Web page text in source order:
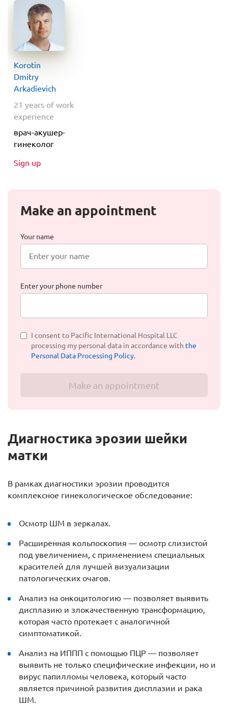
Korotin
Dmitry
Arkadievich
21 years of work
experience
врач-акушер-
гинеколог
Sign up
Make an appointment
Your name
Enter your phone number
I consent to Pacific International Hospital LLC
processing my personal data in accordance with the
Personal Data Processing Policy.
Make an appointment
Диагностика эрозии шейки
матки
В рамках диагностики эрозии проводится
комплексное гинекологическое обследование:
Осмотр ШМ в зеркалах.
Расширенная кольпоскопия — осмотр слизистой
под увеличением, с применением специальных
красителей для лучшей визуализации
патологических очагов.
Анализ на онкоцитологию — позволяет выявить
дисплазию и злокачественную трансформацию,
которая часто протекает с аналогичной
симптоматикой.
Анализ на ИППП с помощью ПЦР — позволяет
выявить не только специфические инфекции, но и
вирус папилломы человека, который часто
является причиной развития дисплазии и рака
ШМ.